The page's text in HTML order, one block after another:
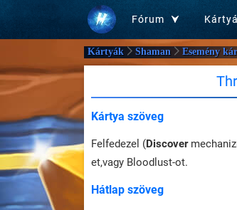
Fórum
Kártyák Shaman Esemény
Kártya szöveg
Felfedezel (Discover
et,vagy Bloodlust-ot.
Hátlap szöveg